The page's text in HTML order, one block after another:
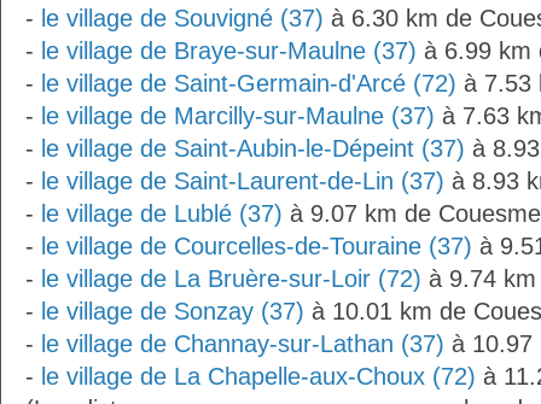
- le village de Souvigné (37) à 6.30 km de
- le village de Braye-sur-Maulne (37) à 6.99 km
- le village de Saint-Germain-d'Arcé (72) à 7.53
- le village de Marcilly-sur-Maulne (37) à 7.63
- le village de Saint-Aubin-le-Dépeint (37) à
- le village de Saint-Laurent-de-Lin (37) à 8.93
- le village de Lublé (37) à 9.07 km de
- le village de Courcelles-de-Touraine (37) à
- le village de La Bruère-sur-Loir (72) à 9.74
- le village de Sonzay (37) à 10.01 km de
- le village de Channay-sur-Lathan (37) à 10.97
- le village de La Chapelle-aux-Choux (72) à